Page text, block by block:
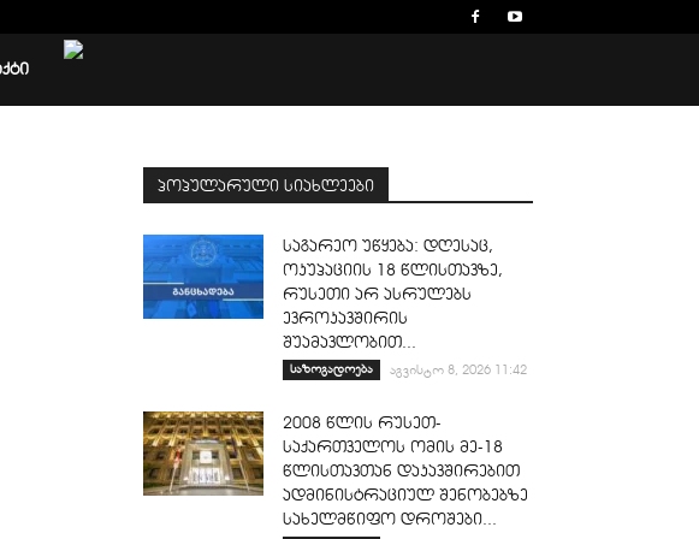
პოპულარული სიახლეები
საგარეო უწყება: დღესაც,
ოკუპაციის 18 წლისთავზე,
რუსეთი არ ასრულებს
ევროკავშირის
შუამავლობით...
საზოგადოება აგვისტო 8, 2026 11:42
2008 წლის რუსეთ-
საქართველოს ომის მე-18
წლისთავთან დაკავშირებით
ადმინისტრაციულ შენობებზე
სახელმწიფო დროშები...